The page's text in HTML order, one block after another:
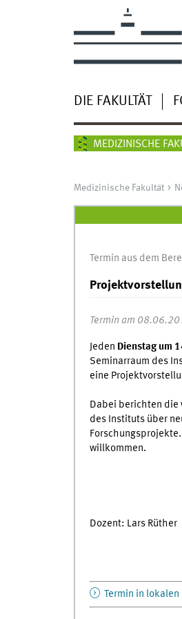
DIE FAKULTÄT
MEDIZINISCHE
Medizinische Fakultät
Termin aus dem
Termin am
Jeden Dienstag um
Seminarraum des
eine
Dabei berichten
des Instituts über
willkommen.
Dozent: Lars Rüther
Termin in